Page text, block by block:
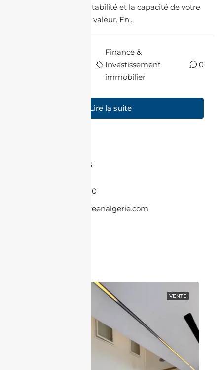
rapidité de votre rentabilité et la capacité de votre
bien à prendre de la valeur. En...
Finance &
Investissement
immobilier
0
Lire la suite
Contactez-nous
+33 6 86 08 55 70
contact@jacheteenalgerie.com
VENTE